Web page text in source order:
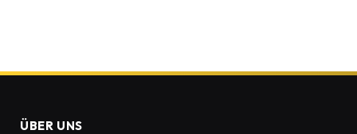
ÜBER UNS